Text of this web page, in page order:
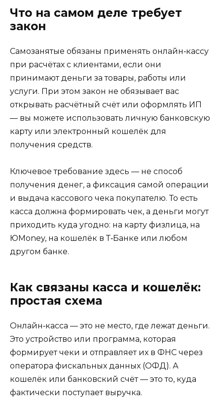
Что на самом деле требует
закон
Самозанятые обязаны применять онлайн‑кассу
при расчётах с клиентами, если они
принимают деньги за товары, работы или
услуги. При этом закон не обязывает вас
открывать расчётный счёт или оформлять ИП
— вы можете использовать личную банковскую
карту или электронный кошелёк для
получения средств.
Ключевое требование здесь — не способ
получения денег, а фиксация самой операции
и выдача кассового чека покупателю. То есть
касса должна формировать чек, а деньги могут
приходить куда угодно: на карту физлица, на
ЮMoney, на кошелёк в Т‑Банке или любом
другом банке.
Как связаны касса и кошелёк:
простая схема
Онлайн‑касса — это не место, где лежат деньги.
Это устройство или программа, которая
формирует чеки и отправляет их в ФНС через
оператора фискальных данных (ОФД). А
кошелёк или банковский счёт — это то, куда
фактически поступает выручка.